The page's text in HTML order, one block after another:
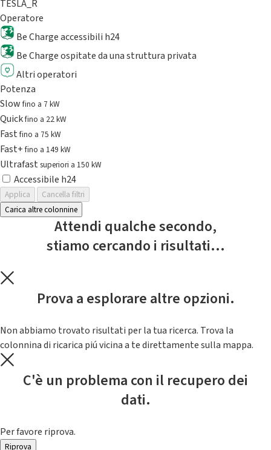
TESLA_R
Operatore
Be Charge accessibili h24
Be Charge ospitate da una struttura privata
Altri operatori
Potenza
Slowfino a 7 kW
Quickfino a 22 kW
Fastfino a 75 kW
Fast+fino a 149 kW
Ultrafast superiori a 150 kW
Accessibile h24
Applica
Cancella filtri
Carica altre colonnine
Attendi qualche secondo,
stiamo cercando i risultati...
Prova a esplorare altre opzioni.
Non abbiamo trovato risultati per la tua ricerca. Trova la
colonnina di ricarica piú vicina a te direttamente sulla mappa.
C'è un problema con il recupero dei
dati.
Per favore riprova.
Riprova